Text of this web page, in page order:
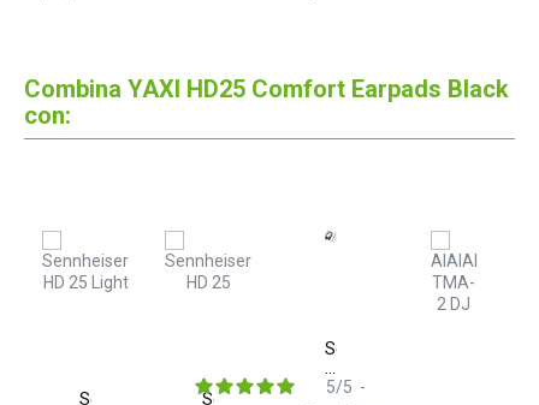
Combina YAXI HD25 Comfort Earpads Black
con:
Sennheiser
Sennheiser
Sennheiser
HD
25
5/5 -